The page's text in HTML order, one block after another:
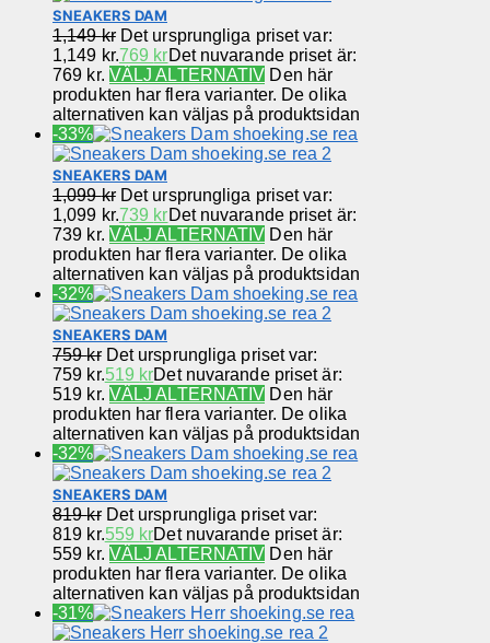
SNEAKERS DAM
1,149kr Det ursprungliga priset var:
1,149 kr.769 krDet nuvarande priset är:
769 kr. VÄLJ ALTERNATIV Den här
produkten har flera varianter. De olika
alternativen kan väljas på produktsidan
-33%
SNEAKERS DAM
1,099kr Det ursprungliga priset var:
1,099 kr.739 krDet nuvarande priset är:
739 kr. VÄLJ ALTERNATIV Den här
produkten har flera varianter. De olika
alternativen kan väljas på produktsidan
-32%
SNEAKERS DAM
759kr Det ursprungliga priset var:
759 kr.519 krDet nuvarande priset är:
519 kr. VÄLJ ALTERNATIV Den här
produkten har flera varianter. De olika
alternativen kan väljas på produktsidan
-32%
SNEAKERS DAM
819kr Det ursprungliga priset var:
819 kr.559 krDet nuvarande priset är:
559 kr. VÄLJ ALTERNATIV Den här
produkten har flera varianter. De olika
alternativen kan väljas på produktsidan
-31%